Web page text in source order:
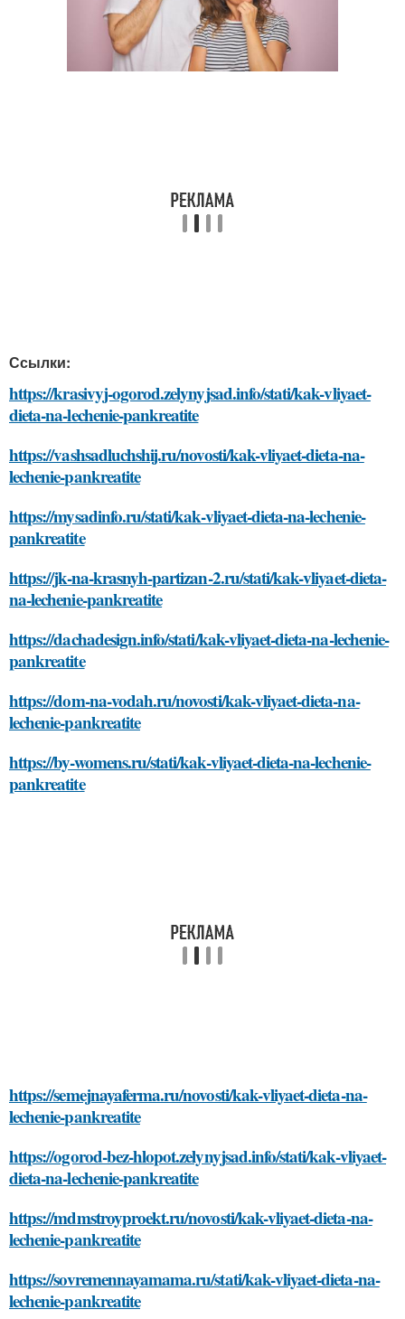
Ссылки:
https://krasivyj-ogorod.zelynyjsad.info/stati/kak-vliyaet-
dieta-na-lechenie-pankreatite
https://vashsadluchshij.ru/novosti/kak-vliyaet-dieta-na-
lechenie-pankreatite
https://mysadinfo.ru/stati/kak-vliyaet-dieta-na-lechenie-
pankreatite
https://jk-na-krasnyh-partizan-2.ru/stati/kak-vliyaet-dieta-
na-lechenie-pankreatite
https://dachadesign.info/stati/kak-vliyaet-dieta-na-lechenie-
pankreatite
https://dom-na-vodah.ru/novosti/kak-vliyaet-dieta-na-
lechenie-pankreatite
https://by-womens.ru/stati/kak-vliyaet-dieta-na-lechenie-
pankreatite
https://semejnayaferma.ru/novosti/kak-vliyaet-dieta-na-
lechenie-pankreatite
https://ogorod-bez-hlopot.zelynyjsad.info/stati/kak-vliyaet-
dieta-na-lechenie-pankreatite
https://mdmstroyproekt.ru/novosti/kak-vliyaet-dieta-na-
lechenie-pankreatite
https://sovremennayamama.ru/stati/kak-vliyaet-dieta-na-
lechenie-pankreatite